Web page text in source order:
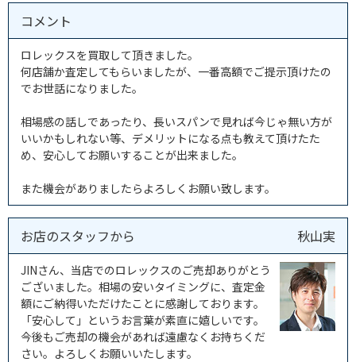
コメント
ロレックスを買取して頂きました。
何店舗か査定してもらいましたが、一番高額でご提示頂けたの
でお世話になりました。
相場感の話しであったり、長いスパンで見れば今じゃ無い方が
いいかもしれない等、デメリットになる点も教えて頂けたた
め、安心してお願いすることが出来ました。
また機会がありましたらよろしくお願い致します。
お店のスタッフから 秋山実
JINさん、当店でのロレックスのご売却ありがとう
ございました。相場の安いタイミングに、査定金
額にご納得いただけたことに感謝しております。
「安心して」というお言葉が素直に嬉しいです。
今後もご売却の機会があれば遠慮なくお持ちくだ
さい。よろしくお願いいたします。